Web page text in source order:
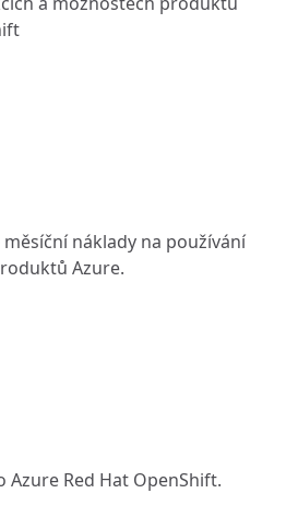
náklady na používání
Azure.
Azure Red Hat OpenShift.